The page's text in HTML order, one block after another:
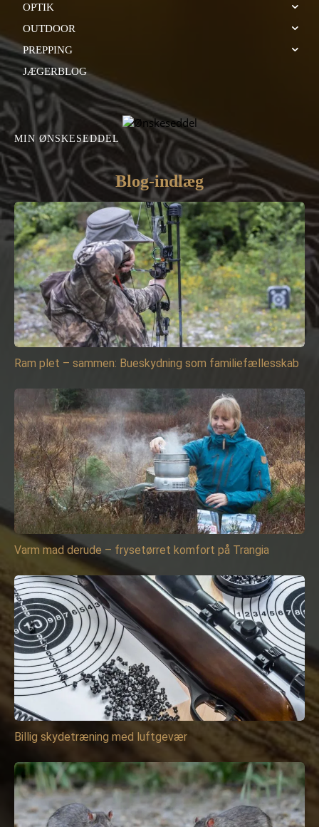
OPTIK
OUTDOOR
PREPPING
JÆGERBLOG
MIN ØNSKESEDDEL
Blog-indlæg
Ram plet – sammen: Bueskydning som familiefællesskab
Varm mad derude – frysetørret komfort på Trangia
Billig skydetræning med luftgevær